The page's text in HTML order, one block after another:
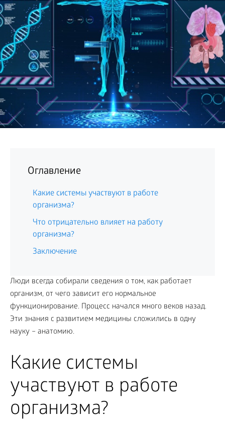
Оглавление
Какие системы участвуют в работе
организма?
Что отрицательно влияет на работу
организма?
Заключение
Люди всегда собирали сведения о том, как работает
организм, от чего зависит его нормальное
функционирование. Процесс начался много веков назад.
Эти знания с развитием медицины сложились в одну
науку – анатомию.
Какие системы
участвуют в работе
организма?